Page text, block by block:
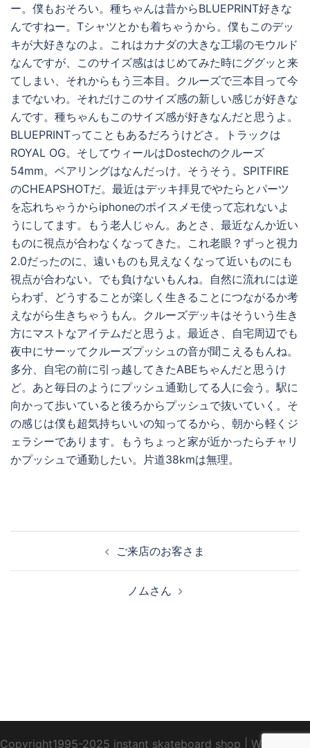
ー。僕もおそろい。種ちゃんは昔からBLUEPRINT好きな
んですねー。Tシャツとかも着ちゃうから。僕もこのデッ
キが大好きなのよ。これはカナダの大きな工場のモウルド
なんですが、このサイズ感ははじめてみた時にググッと来
てしまい、それからもう三本目。クルーズで三本目って今
までないわ。それだけこのサイズ感の新しい感じが好きな
んです。種ちゃんもこのサイズ感が好きなんだと思うよ。
BLUEPRINTってこともあるだろうけどさ。トラックは
ROYAL OG。そしてウィールはDostechのクルーズ
54mm。ベアリングはなんだっけ。そうそう。SPITFIRE
のCHEAPSHOTだ。最近はデッキ拝見でやたらとパーツ
を忘れちゃうからiphoneのボイスメモ使って忘れないよ
うにしてます。もう老人じゃん。あとさ、最近なんか近い
ものに視点が合わなくなってきた。これ老眼？ずっと視力
2.0だったのに、遠いものも見えなくなって近いものにも
視点が合わない。でも負けないもんね。自然に流れには逆
らわず、どうすることが楽しく生きることにつながるか考
えながら生きちゃうもん。クルーズデッキはそういう生き
方にマストなアイテムだと思うよ。最近さ、自宅周辺でも
夜中にサーッてクルーズプッシュの音が聞こえるもんね。
多分、自宅の前に引っ越してきたABEちゃんだと思うけ
ど。あと毎日のようにプッシュ通勤してる人に会う。駅に
向かって歩いていると後ろからプッシュで抜いていく。そ
の感じは僕も超気持ちいいの知ってるから、朝から軽くジ
ェラシーであります。もうちょっと家が近かったらチャリ
かプッシュで通勤したい。片道38kmは無理。
ナ
ご来店のお客さま
ノムさん
Copyright1995-2025 instant skateboard shop WebDesign